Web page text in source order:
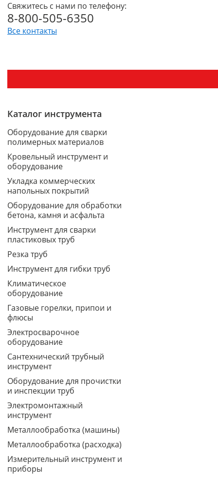
Свяжитесь с нами по телефону:
8-800-505-6350
Все контакты
Каталог инструмента
Оборудование для сварки
полимерных материалов
Кровельный инструмент и
оборудование
Укладка коммерческих
напольных покрытий
Оборудование для обработки
бетона, камня и асфальта
Инструмент для сварки
пластиковых труб
Резка труб
Инструмент для гибки труб
Климатическое
оборудование
Газовые горелки, припои и
флюсы
Электросварочное
оборудование
Сантехнический трубный
инструмент
Оборудование для прочистки
и инспекции труб
Электромонтажный
инструмент
Металлообработка (машины)
Металлообработка (расходка)
Измерительный инструмент и
приборы